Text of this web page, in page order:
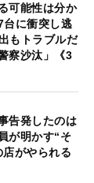
可能性は分か
台に衝突し逃
もトラブルだ
察沙汰」《3
告発したのは
が明かす“そ
がやられる